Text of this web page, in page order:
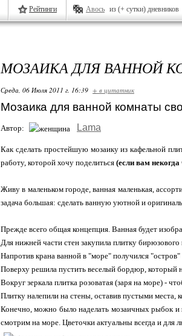
Рейтинги Авось из (+ сутки) дневников
МОЗАИКА ДЛЯ ВАННОЙ
Среда, 06 Июля 2011 г. 16:39 + в цитатник
Мозаика для ванной комнаты
Автор: Lama
Как сделать простейшую мозаику из кафельной
работу, которой хочу поделиться (если вам
Живу в маленьком городе, ванная маленькая,
задача большая: сделать ванную уютной и
Прежде всего общая концепция. Ванная будет
Для нижней части стен закупила плитку
Напротив крана ванной в "море" получился
Поверху решила пустить веселый бордюр, который
Вокруг зеркала плитка розоватая (заря на море) -
Плитку налепили на стены, оставив пустыми места,
Конечно, можно было наделать мозаичных рыбок и
смотрим на море. Цветочки актуальны всегда и для